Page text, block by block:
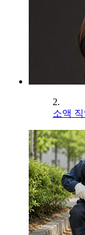
2.
소액